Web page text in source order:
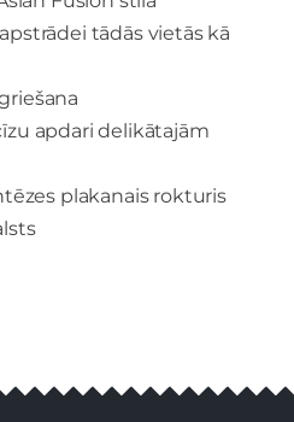
tādās vietās kā
apdari delikātajām
plakanais rokturis